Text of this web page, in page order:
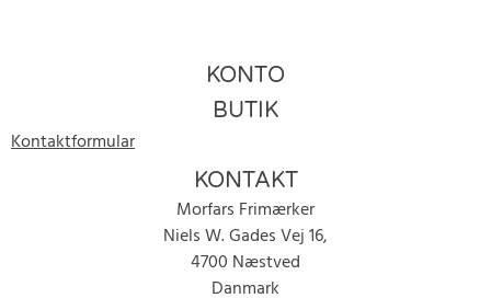
KONTO
BUTIK
Kontaktformular
KONTAKT
Morfars Frimærker
Niels W. Gades Vej 16,
4700 Næstved
Danmark